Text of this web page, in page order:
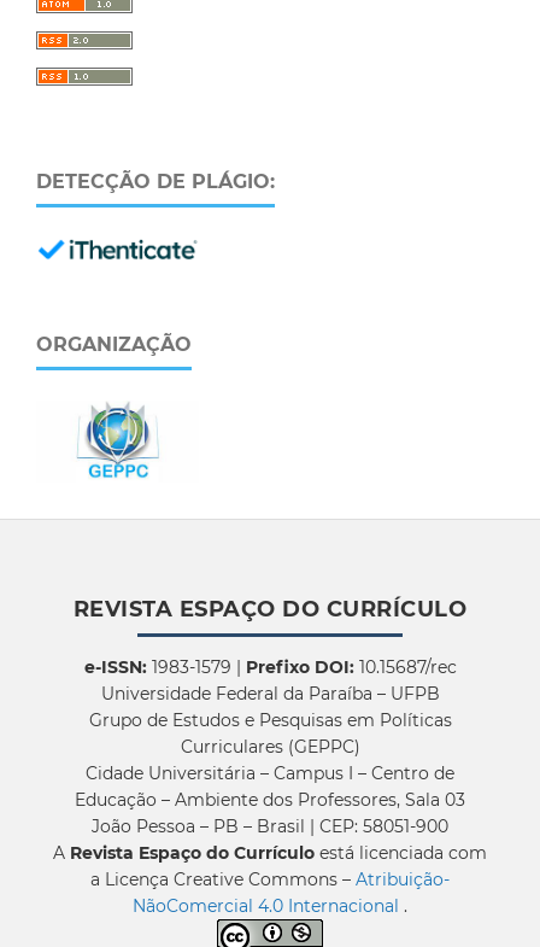
DETECÇÃO DE PLÁGIO:
ORGANIZAÇÃO
REVISTA ESPAÇO DO CURRÍCULO
e-ISSN:1983-1579 | Prefixo DOI:10.15687/rec
Universidade Federal da Paraíba – UFPB
Grupo de Estudos e Pesquisas em Políticas
Curriculares (GEPPC)
Cidade Universitária – Campus I – Centro de
Educação – Ambiente dos Professores, Sala 03
João Pessoa – PB – Brasil | CEP: 58051-900
A Revista Espaço do Currículo está licenciada com
a Licença Creative Commons – Atribuição-
NãoComercial 4.0 Internacional .